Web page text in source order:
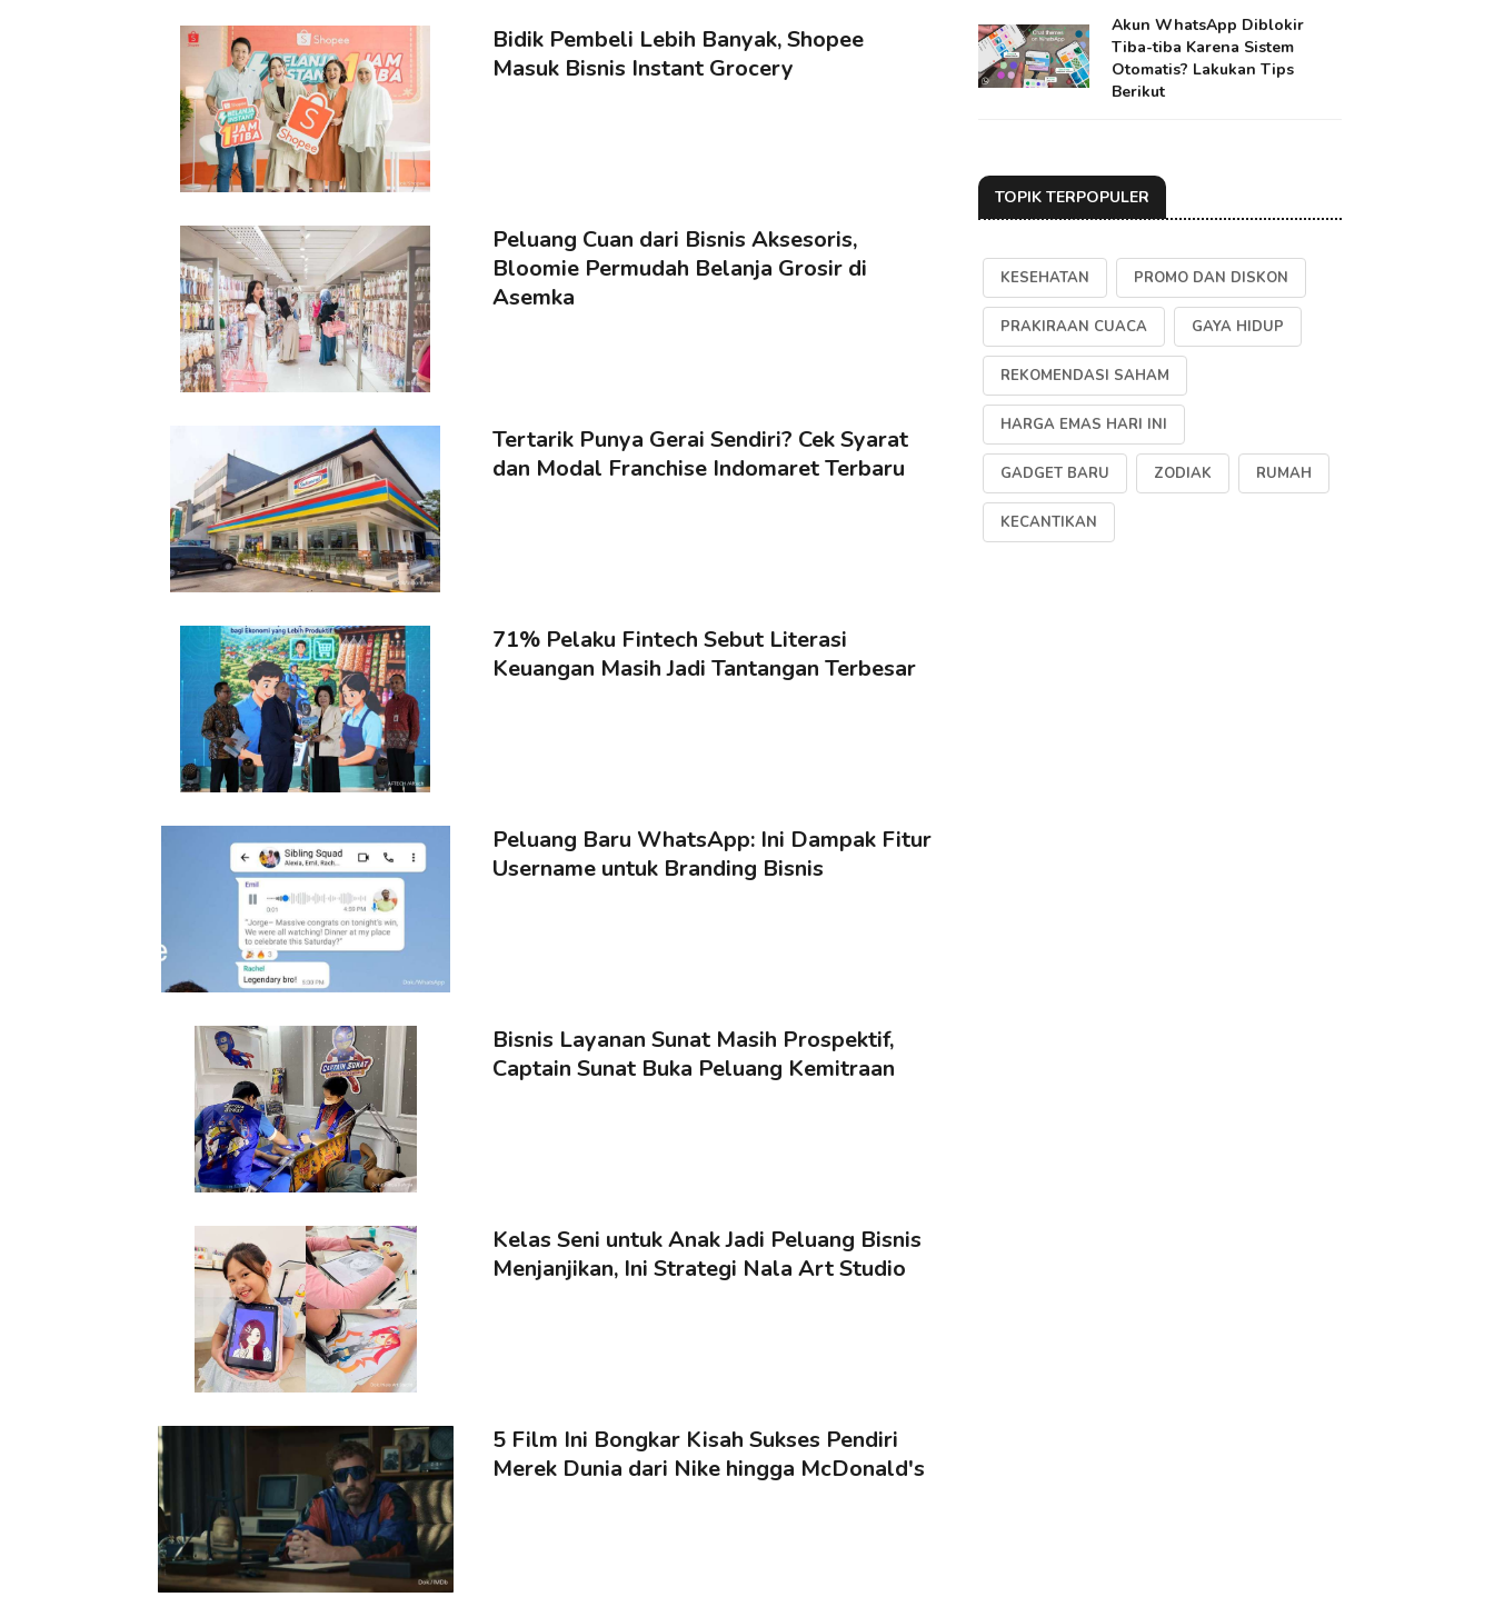
Bidik Pembeli Lebih Banyak, Shopee
Masuk Bisnis Instant Grocery
Peluang Cuan dari Bisnis Aksesoris,
Bloomie Permudah Belanja Grosir di
Asemka
Tertarik Punya Gerai Sendiri? Cek Syarat
dan Modal Franchise Indomaret Terbaru
71% Pelaku Fintech Sebut Literasi
Keuangan Masih Jadi Tantangan Terbesar
Peluang Baru WhatsApp: Ini Dampak Fitur
Username untuk Branding Bisnis
Bisnis Layanan Sunat Masih Prospektif,
Captain Sunat Buka Peluang Kemitraan
Kelas Seni untuk Anak Jadi Peluang Bisnis
Menjanjikan, Ini Strategi Nala Art Studio
5 Film Ini Bongkar Kisah Sukses Pendiri
Merek Dunia dari Nike hingga McDonald's
Akun WhatsApp Diblokir
Tiba-tiba Karena Sistem
Otomatis? Lakukan Tips
Berikut
TOPIK TERPOPULER
KESEHATAN PROMO DAN DISKON
PRAKIRAAN CUACA GAYA HIDUP
REKOMENDASI SAHAM
HARGA EMAS HARI INI
GADGET BARU ZODIAK RUMAH
KECANTIKAN